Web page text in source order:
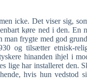
icke. Det viser sig,
køre ned i den. En
man frygte med god
og tilsætter etnisk-
hinanden ihjel i
lige har installeret den.
hvis hun vedstod